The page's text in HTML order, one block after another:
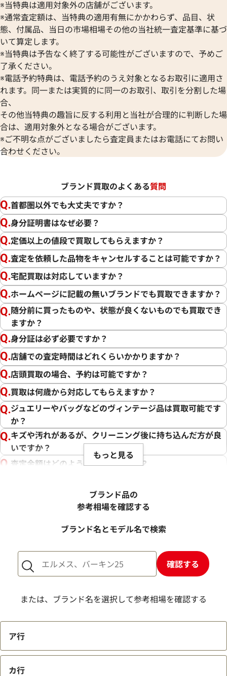
※当特典は適用対象外の店舗がございます。
※通常査定額は、当特典の適用有無にかかわらず、品目、状
態、付属品、当日の市場相場その他の当社統一査定基準に基づ
いて算定します。
※当特典は予告なく終了する可能性がございますので、予めご
了承ください。
※電話予約特典は、電話予約のうえ対象となるお取引に適用さ
れます。同一または実質的に同一のお取引、取引を分割した場
合、
その他当特典の趣旨に反する利用と当社が合理的に判断した場
合は、適用対象外となる場合がございます。
※ご不明な点がございましたら査定員またはお電話にてお問い
合わせください。
ブランド買取のよくある質問
首都圏以外でも大丈夫ですか？
身分証明書はなぜ必要？
定価以上の値段で買取してもらえますか？
査定を依頼した品物をキャンセルすることは可能ですか？
宅配買取は対応していますか？
ホームページに記載の無いブランドでも買取できますか？
随分前に買ったものや、状態が良くないものでも買取でき
ますか？
身分証は必ず必要ですか？
店舗での査定時間はどれくらいかかりますか？
店頭買取の場合、予約は可能ですか？
買取は何歳から対応してもらえますか？
ジュエリーやバッグなどのヴィンテージ品は買取可能です
か？
キズや汚れがあるが、クリーニング後に持ち込んだ方が良
いですか？
査定金額はどのように決まりますか？
売却するか悩んでいるのですが、査定だけお願いできます
1点からでも査定できますか？
もっと見る
ブランド品の
参考相場を確認する
ブランド名とモデル名で検索
確認する
または、ブランド名を選択して参考相場を確認する
ア行
カ行